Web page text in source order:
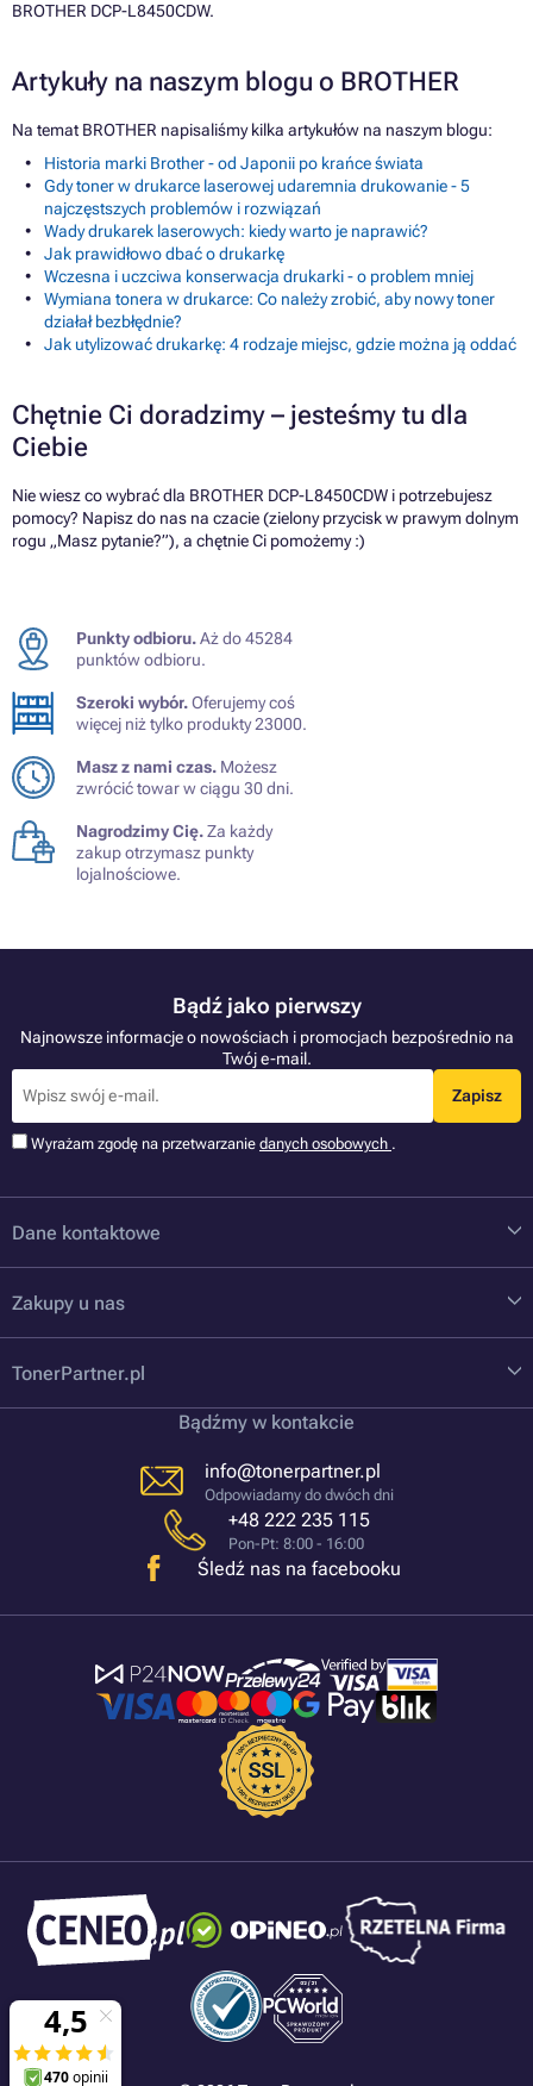
BROTHER DCP-L8450CDW.
Artykuły na naszym blogu o BROTHER
Na temat BROTHER napisaliśmy kilka artykułów na naszym blogu:
Historia marki Brother - od Japonii po krańce świata
Gdy toner w drukarce laserowej udaremnia drukowanie - 5
najczęstszych problemów i rozwiązań
Wady drukarek laserowych: kiedy warto je naprawić?
Jak prawidłowo dbać o drukarkę
Wczesna i uczciwa konserwacja drukarki - o problem mniej
Wymiana tonera w drukarce: Co należy zrobić, aby nowy toner
działał bezbłędnie?
Jak utylizować drukarkę: 4 rodzaje miejsc, gdzie można ją oddać
Chętnie Ci doradzimy – jesteśmy tu dla
Ciebie
Nie wiesz co wybrać dla BROTHER DCP-L8450CDW i potrzebujesz
pomocy? Napisz do nas na czacie (zielony przycisk w prawym dolnym
rogu „Masz pytanie?”), a chętnie Ci pomożemy :)
Punkty odbioru.Aż do 45284
punktów odbioru.
Szeroki wybór.Oferujemy coś
więcej niż tylko produkty 23000.
Masz z nami czas. Możesz
zwrócić towar w ciągu 30 dni.
Nagrodzimy Cię.Za każdy
zakup otrzymasz punkty
lojalnościowe.
Bądź jako pierwszy
Najnowsze informacje o nowościach i promocjach bezpośrednio na
Twój e-mail.
Zapisz
Wyrażam zgodę na przetwarzanie danych osobowych .
Dane kontaktowe
Zakupy u nas
TonerPartner.pl
Bądźmy w kontakcie
info@tonerpartner.pl
Odpowiadamy do dwóch dni
+48 222 235 115
Pon-Pt: 8:00 - 16:00
Śledź nas na facebooku